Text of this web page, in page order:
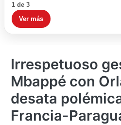
1 de 3
Ver más
Irrespetuoso
Mbappé con
desata
Francia-